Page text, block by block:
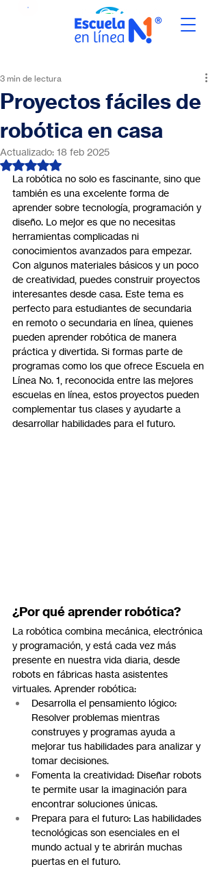
Proyectos fáciles de
robótica en casa
3 min de lectura
Actualizado: 18 feb 2025
Obtuvo NaN de 5 estrellas.
La robótica no solo es fascinante, sino que
también es una excelente forma de
aprender sobre tecnología, programación y
diseño. Lo mejor es que no necesitas
herramientas complicadas ni
conocimientos avanzados para empezar.
Con algunos materiales básicos y un poco
de creatividad, puedes construir proyectos
interesantes desde casa. Este tema es
perfecto para estudiantes de secundaria
en remoto o secundaria en línea, quienes
pueden aprender robótica de manera
práctica y divertida. Si formas parte de
programas como los que ofrece Escuela en
Línea No. 1, reconocida entre las mejores
escuelas en línea, estos proyectos pueden
complementar tus clases y ayudarte a
desarrollar habilidades para el futuro.
¿Por qué aprender robótica?
La robótica combina mecánica, electrónica
y programación, y está cada vez más
presente en nuestra vida diaria, desde
robots en fábricas hasta asistentes
virtuales. Aprender robótica:
Desarrolla el pensamiento lógico:
Resolver problemas mientras
construyes y programas ayuda a
mejorar tus habilidades para analizar y
tomar decisiones.
Fomenta la creatividad: Diseñar robots
te permite usar la imaginación para
encontrar soluciones únicas.
Prepara para el futuro: Las habilidades
tecnológicas son esenciales en el
mundo actual y te abrirán muchas
puertas en el futuro.